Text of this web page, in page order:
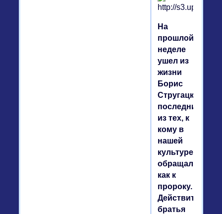
На
прошлой
неделе
ушел из
жизни
Борис
Стругацкий,
последний
из тех, к
кому в
нашей
культуре
обращались
как к
пророку.
Действительно,
братья